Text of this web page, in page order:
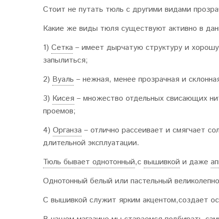
Стоит не путать тюль с другими видами
Какие же виды тюля существуют активно в
1) Сетка – имеет дырчатую структуру и
запылиться;
2) Вуаль – нежная, менее прозрачная и
3) Кисея – множество отдельных свисающих
проемов;
4) Органза – отлично рассеивает и смягчает
длительной эксплуатации.
Тюль бывает однотонный,с вышивкой и даже
Однотонный белый или пастельный
С вышивкой служит ярким акцентом,создает